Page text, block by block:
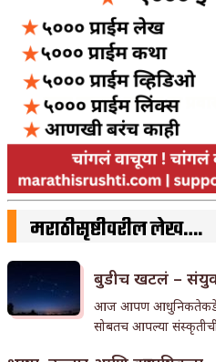
मराठीसृष्टीवरील लेख….
बुडीच खटलं –
आज आपण आधुनिकतेकडे
सोबतच आपल्या